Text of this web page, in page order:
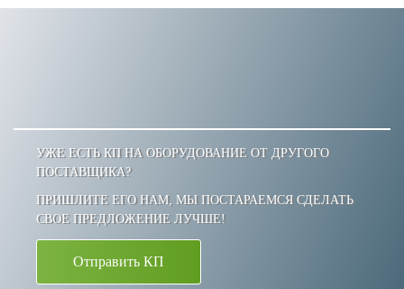
УЖЕ ЕСТЬ КП НА ОБОРУДОВАНИЕ ОТ ДРУГОГО
ПОСТАВЩИКА?
ПРИШЛИТЕ ЕГО НАМ, МЫ ПОСТАРАЕМСЯ СДЕЛАТЬ
СВОЕ ПРЕДЛОЖЕНИЕ ЛУЧШЕ!
Отправить КП